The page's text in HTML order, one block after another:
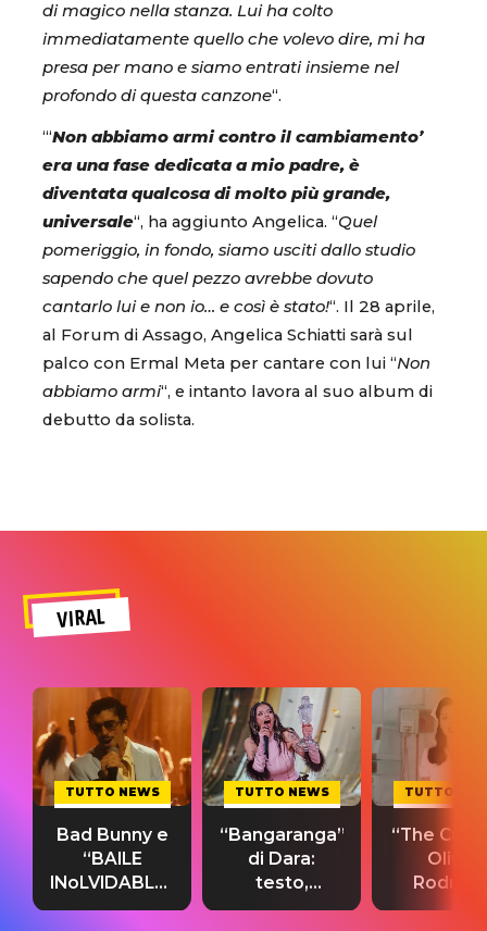
di magico nella stanza. Lui ha colto
immediatamente quello che volevo dire, mi ha
presa per mano e siamo entrati insieme nel
profondo di questa canzone“.
“‘Non abbiamo armi contro il cambiamento’
era una fase dedicata a mio padre, è
diventata qualcosa di molto più grande,
universale“, ha aggiunto Angelica. “Quel
pomeriggio, in fondo, siamo usciti dallo studio
sapendo che quel pezzo avrebbe dovuto
cantarlo lui e non io… e così è stato!“. Il 28 aprile,
al Forum di Assago, Angelica Schiatti sarà sul
palco con Ermal Meta per cantare con lui “Non
abbiamo armi“, e intanto lavora al suo album di
debutto da solista.
VIRAL
TUTTO NEWS
Bad Bunny e
“BAILE
INoLVIDABLE”:
testo,
TUTTO NEWS
“Bangaranga”
di Dara:
testo,
traduzione e
TUTTO
“The
Olivia
testo,